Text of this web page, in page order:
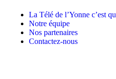
La Télé de l’Yonne c’est
Notre équipe
Nos partenaires
Contactez-nous